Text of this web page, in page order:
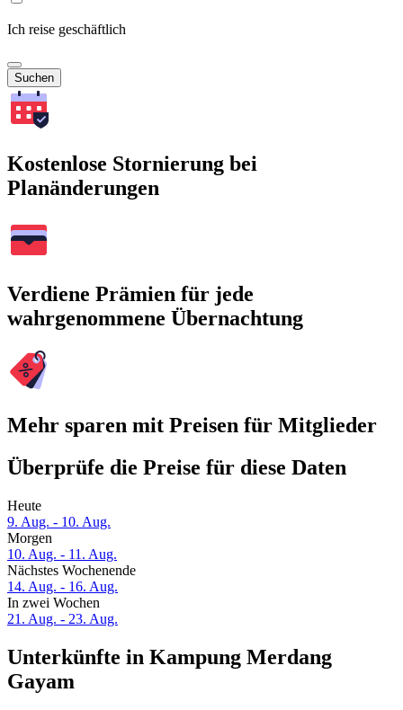
Ich reise geschäftlich
Suchen
Kostenlose Stornierung bei
Planänderungen
Verdiene Prämien für jede
wahrgenommene Übernachtung
Mehr sparen mit Preisen für Mitglieder
Überprüfe die Preise für diese Daten
Heute
9. Aug. - 10. Aug.
Morgen
10. Aug. - 11. Aug.
Nächstes Wochenende
14. Aug. - 16. Aug.
In zwei Wochen
21. Aug. - 23. Aug.
Unterkünfte in Kampung Merdang
Gayam